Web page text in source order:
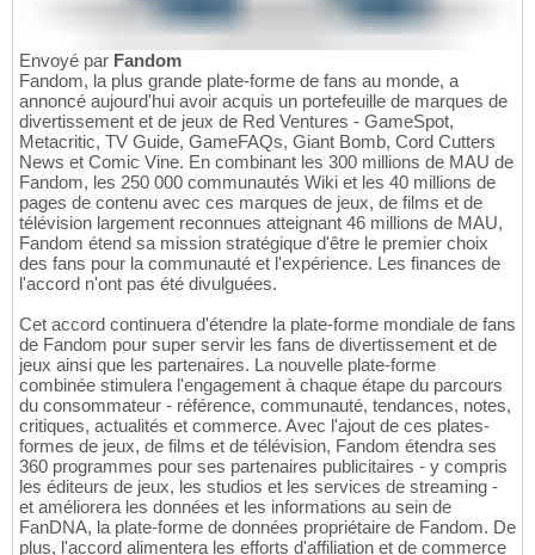
Envoyé par Fandom
Fandom, la plus grande plate-forme de fans au monde, a
annoncé aujourd'hui avoir acquis un portefeuille de marques de
divertissement et de jeux de Red Ventures - GameSpot,
Metacritic, TV Guide, GameFAQs, Giant Bomb, Cord Cutters
News et Comic Vine. En combinant les 300 millions de MAU de
Fandom, les 250 000 communautés Wiki et les 40 millions de
pages de contenu avec ces marques de jeux, de films et de
télévision largement reconnues atteignant 46 millions de MAU,
Fandom étend sa mission stratégique d'être le premier choix
des fans pour la communauté et l'expérience. Les finances de
l'accord n'ont pas été divulguées.
Cet accord continuera d'étendre la plate-forme mondiale de fans
de Fandom pour super servir les fans de divertissement et de
jeux ainsi que les partenaires. La nouvelle plate-forme
combinée stimulera l'engagement à chaque étape du parcours
du consommateur - référence, communauté, tendances, notes,
critiques, actualités et commerce. Avec l'ajout de ces plates-
formes de jeux, de films et de télévision, Fandom étendra ses
360 programmes pour ses partenaires publicitaires - y compris
les éditeurs de jeux, les studios et les services de streaming -
et améliorera les données et les informations au sein de
FanDNA, la plate-forme de données propriétaire de Fandom. De
plus, l'accord alimentera les efforts d'affiliation et de commerce